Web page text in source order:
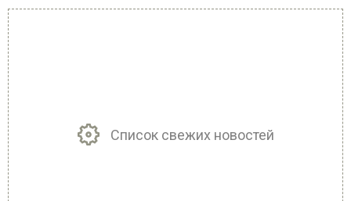
Список свежих новостей